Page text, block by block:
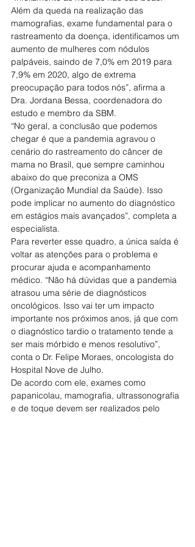
Além da queda na realização das
mamografias, exame fundamental para o
rastreamento da doença, identificamos um
aumento de mulheres com nódulos
palpáveis, saindo de 7,0% em 2019 para
7,9% em 2020, algo de extrema
preocupação para todos nós”, afirma a
Dra. Jordana Bessa, coordenadora do
estudo e membro da SBM.
“No geral, a conclusão que podemos
chegar é que a pandemia agravou o
cenário do rastreamento do câncer de
mama no Brasil, que sempre caminhou
abaixo do que preconiza a OMS
(Organização Mundial da Saúde). Isso
pode implicar no aumento do diagnóstico
em estágios mais avançados”, completa a
especialista.
Para reverter esse quadro, a única saída é
voltar as atenções para o problema e
procurar ajuda e acompanhamento
médico. “Não há dúvidas que a pandemia
atrasou uma série de diagnósticos
oncológicos. Isso vai ter um impacto
importante nos próximos anos, já que com
o diagnóstico tardio o tratamento tende a
ser mais mórbido e menos resolutivo”,
conta o Dr. Felipe Moraes, oncologista do
Hospital Nove de Julho.
De acordo com ele, exames como
papanicolau, mamografia, ultrassonografia
e de toque devem ser realizados pelo
menos uma vez por ano. Dessa forma, o